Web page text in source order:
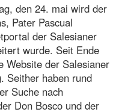
den 24. mai wird der
Pater Pascual
der Salesianer
wurde. Seit Ende
Website der Salesianer
Seither haben rund
Suche nach
Don Bosco und der